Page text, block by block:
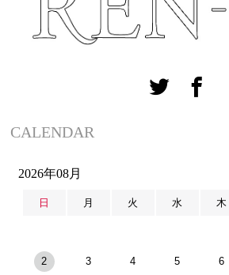
CALENDAR
2026年08月
日 月 火 水 木
2 3 4 5 6